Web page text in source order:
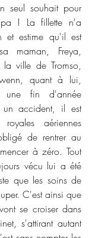
seul souhait pour
! La fillette n'a
et estime qu'il est
maman, Freya,
la ville de Tromso,
quant à lui,
une fin d'année
un accident, il est
aériennes
de rentrer au
à zéro. Tout
vécu lui a été
que les soins de
C'est ainsi que
se croiser dans
s'attirant autant